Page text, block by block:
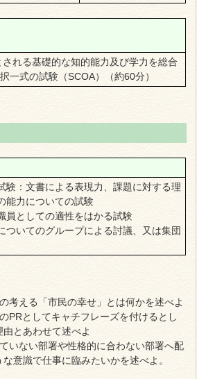
れる基礎的な知的能力及び学力を総合
一式の試験（SCOA）（約60分）
験：文書による表現力、課題に対する理
能力についての試験
員としての適性をはかる試験
ついてのグループによる討議、又は集団
える「市民の幸せ」とは何かを述べよ
としてキャチフレーズを付けるとし
とあわせて述べよ
ない部署や性格的に合わない部署へ配
意識で仕事に臨みたいかを述べよ。